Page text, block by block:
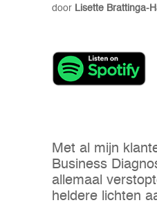
door Lisette Brattinga-
Met al mijn
Business
allemaal
heldere lichten